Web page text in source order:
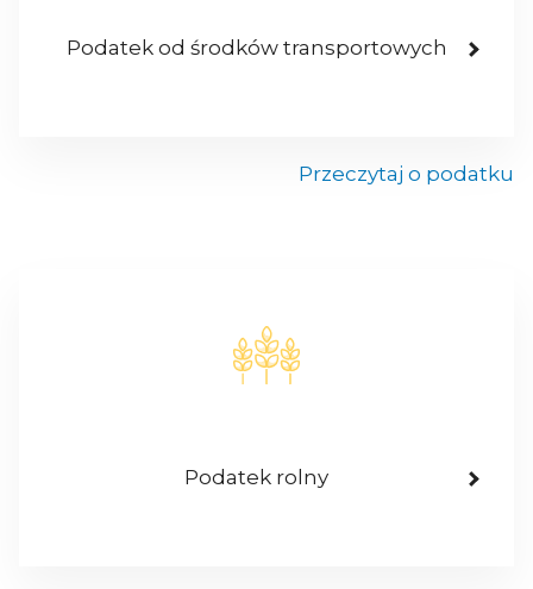
Podatek od środków transportowych
Przeczytaj o podatku
Podatek rolny